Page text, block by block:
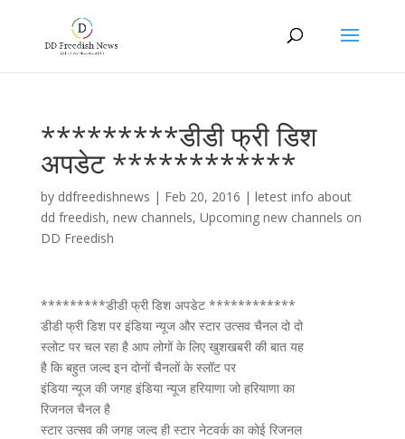
*********डीडी फ्री डिश
अपडेट ************
by ddfreedishnews | Feb 20, 2016 | letest info about
dd freedish, new channels, Upcoming new channels on
DD Freedish
*********डीडी फ्री डिश अपडेट ************
डीडी फ्री डिश पर इंडिया न्यूज और स्टार उत्सव चैनल दो दो
स्लोट पर चल रहा है आप लोगों के लिए खुशखबरी की बात यह
है कि बहुत जल्द इन दोनों चैनलों के स्लॉट पर
इंडिया न्यूज की जगह इंडिया न्यूज हरियाणा जो हरियाणा का
रिजनल चैनल है
स्टार उत्सव की जगह जल्द ही स्टार नेटवर्क का कोई रिजनल